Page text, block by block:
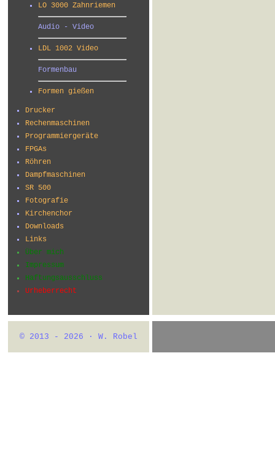
LO 3000 Zahnriemen
Audio - Video
LDL 1002 Video
Formenbau
Formen gießen
Drucker
Rechenmaschinen
Programmiergeräte
FPGAs
Röhren
Dampfmaschinen
SR 500
Fotografie
Kirchenchor
Downloads
Links
Über mich
Impressum
Haftungsausschluss
Urheberrecht
© 2013 - 2026 · W. Robel